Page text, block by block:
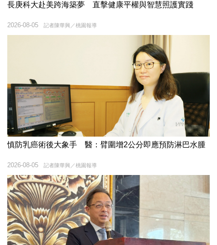
長庚科大赴美跨海築夢 直擊健康平權與智慧照護實踐
記者陳華興／桃園報導
2026-08-05
慎防乳癌術後大象手 醫：臂圍增2公分即應預防淋巴水腫
記者陳華興／桃園報導
2026-08-05